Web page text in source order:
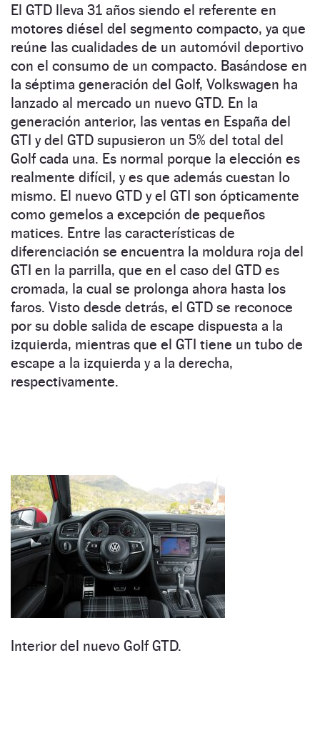
El GTD lleva 31 años siendo el referente en
motores diésel del segmento compacto, ya que
reúne las cualidades de un automóvil deportivo
con el consumo de un compacto. Basándose en
la séptima generación del Golf, Volkswagen ha
lanzado al mercado un nuevo GTD. En la
generación anterior, las ventas en España del
GTI y del GTD supusieron un 5% del total del
Golf cada una. Es normal porque la elección es
realmente difícil, y es que además cuestan lo
mismo. El nuevo GTD y el GTI son ópticamente
como gemelos a excepción de pequeños
matices. Entre las características de
diferenciación se encuentra la moldura roja del
GTI en la parrilla, que en el caso del GTD es
cromada, la cual se prolonga ahora hasta los
faros. Visto desde detrás, el GTD se reconoce
por su doble salida de escape dispuesta a la
izquierda, mientras que el GTI tiene un tubo de
escape a la izquierda y a la derecha,
respectivamente.
Interior del nuevo Golf GTD.